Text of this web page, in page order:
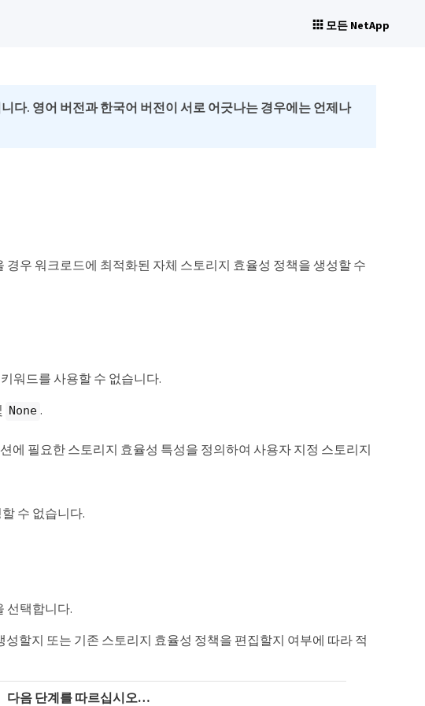
모든 NetApp
다. 영어 버전과 한국어 버전이 서로 어긋나는 경우에는 언제나
우 워크로드에 최적화된 자체 스토리지 효율성 정책을 생성할 수
워드를 사용할 수 없습니다.
None .
필요한 스토리지 효율성 특성을 정의하여 사용자 지정 스토리지
수 없습니다.
선택합니다.
할지 또는 기존 스토리지 효율성 정책을 편집할지 여부에 따라 적
다음 단계를 따르십시오…​